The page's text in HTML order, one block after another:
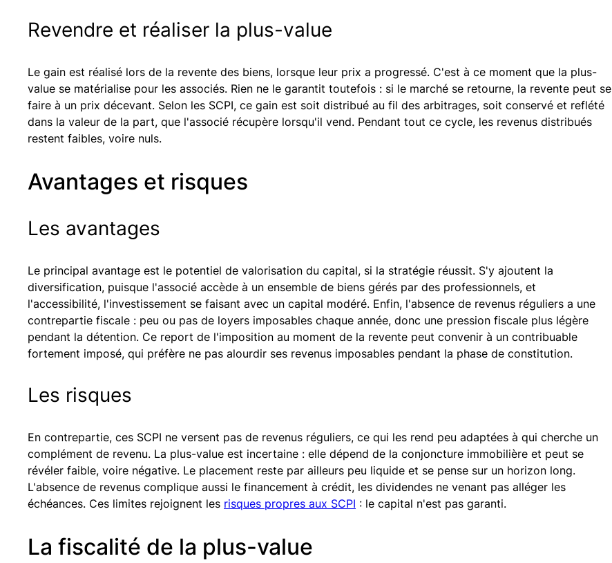
Revendre et réaliser la plus-value
Le gain est réalisé lors de la revente des biens, lorsque leur prix a progressé. C'est à ce moment que la plus-
value se matérialise pour les associés. Rien ne le garantit toutefois : si le marché se retourne, la revente peut se
faire à un prix décevant. Selon les SCPI, ce gain est soit distribué au fil des arbitrages, soit conservé et reflété
dans la valeur de la part, que l'associé récupère lorsqu'il vend. Pendant tout ce cycle, les revenus distribués
restent faibles, voire nuls.
Avantages et risques
Les avantages
Le principal avantage est le potentiel de valorisation du capital, si la stratégie réussit. S'y ajoutent la
diversification, puisque l'associé accède à un ensemble de biens gérés par des professionnels, et
l'accessibilité, l'investissement se faisant avec un capital modéré. Enfin, l'absence de revenus réguliers a une
contrepartie fiscale : peu ou pas de loyers imposables chaque année, donc une pression fiscale plus légère
pendant la détention. Ce report de l'imposition au moment de la revente peut convenir à un contribuable
fortement imposé, qui préfère ne pas alourdir ses revenus imposables pendant la phase de constitution.
Les risques
En contrepartie, ces SCPI ne versent pas de revenus réguliers, ce qui les rend peu adaptées à qui cherche un
complément de revenu. La plus-value est incertaine : elle dépend de la conjoncture immobilière et peut se
révéler faible, voire négative. Le placement reste par ailleurs peu liquide et se pense sur un horizon long.
L'absence de revenus complique aussi le financement à crédit, les dividendes ne venant pas alléger les
échéances. Ces limites rejoignent les risques propres aux SCPI : le capital n'est pas garanti.
La fiscalité de la plus-value